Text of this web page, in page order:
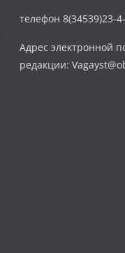
телефон 8(34539)23-
Адрес электронной
редакции: